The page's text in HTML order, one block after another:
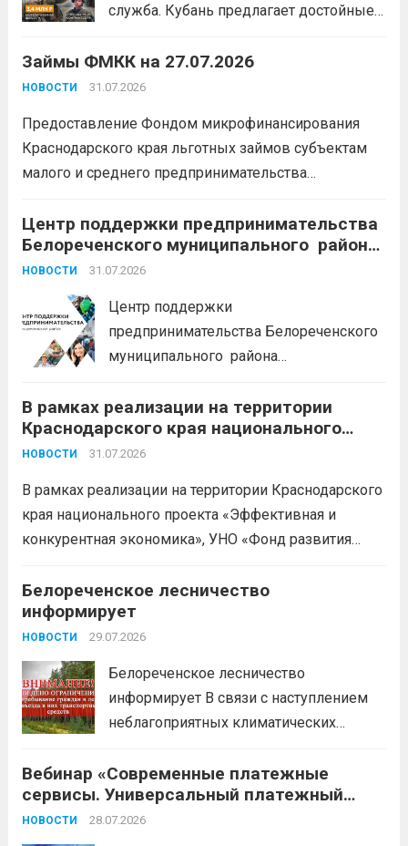
служба. Кубань предлагает достойные
защиту Отечества:
единовременно;
каникулы;
сохранение места...Читать
дальше
Займы ФМКК на 27.07.2026
НОВОСТИ 31.07.2026
Предоставление Фондом микрофинансирования
Краснодарского края льготных займов субъектам
малого и среднего предпринимательства
5 млн. рублей Срок от 7 мес. до 36 мес. Процентная
ставка 0,1- 8,15 % годовых Возможно установление
льготного периода...
Центр поддержки предпринимательства
Белореченского муниципального района
Краснодарского края приглашает на
НОВОСТИ 31.07.2026
Центр поддержки
предпринимательства Белореченского
муниципального района
БЕСПЛАТНЫЕ КОНСУЛЬТАЦИИ
Бухгалтерский учет и заполнение
деклараций; Трудовое
планирование и правовое обеспечение;
Микрозаймы для предпринимателей по
низким ставкам; Единый налоговый
+79892903917 Часы работы: 08:00-17:00
Ждем Вас...
В рамках реализации на территории
Краснодарского края национального
проекта «Эффективная и конкурентная
НОВОСТИ 31.07.2026
В рамках реализации на территории Краснодарского
края национального проекта «Эффективная и
конкурентная экономика», УНО «Фонд развития
доступных мерах поддержки субъектов малого и
среднего предпринимательства и граждан,
желающих вести бизнес.
Белореченское лесничество
информирует
НОВОСТИ 29.07.2026
Белореченское лесничество
информирует В связи с наступлением
неблагоприятных климатических
воздуха, отсутствие осадков,
порывистый ветер), в целях
недопущения ухудшения лесопожарной
Вебинар «Современные платежные
сервисы. Универсальный платежный
код»
НОВОСТИ 28.07.2026